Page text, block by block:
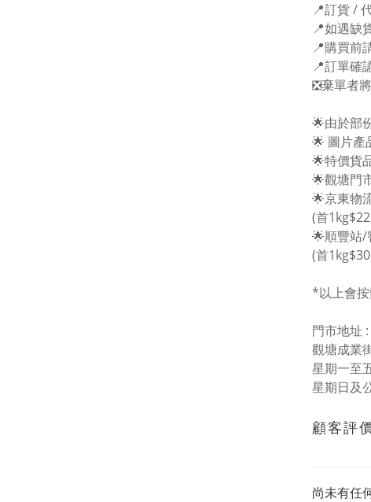
📍訂貨 /
📍如遇缺
📍購買前
📍訂單確
❎棄單者
🌟由於部
🌟 圖片產
🌟特價貨
🌟觀塘門
🌟京東物
(首
🌟順豐站/
(首
*以上會
門市地址 :
觀塘成業
星期一至
星期日及
顧客評
尚未有任